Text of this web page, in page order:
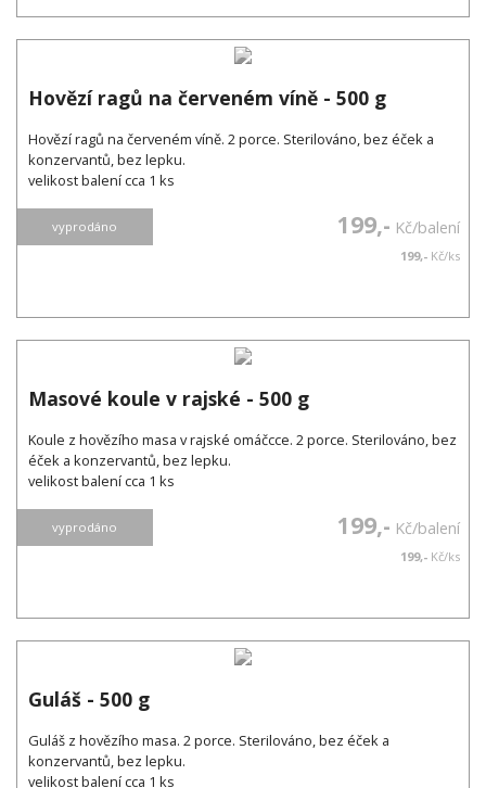
Hovězí ragů na červeném víně - 500 g
Hovězí ragů na červeném víně. 2 porce. Sterilováno, bez éček a
konzervantů, bez lepku.
velikost balení cca 1 ks
vyprodáno 199,- Kč/balení
199,- Kč/ks
Masové koule v rajské - 500 g
Koule z hovězího masa v rajské omáčcce. 2 porce. Sterilováno, bez
éček a konzervantů, bez lepku.
velikost balení cca 1 ks
vyprodáno 199,- Kč/balení
199,- Kč/ks
Guláš - 500 g
Guláš z hovězího masa. 2 porce. Sterilováno, bez éček a
konzervantů, bez lepku.
velikost balení cca 1 ks